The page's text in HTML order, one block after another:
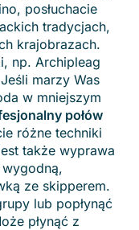
posłuchacie
tradycjach,
krajobrazach.
np. Archipleag
marzy Was
w mniejszym
połów
różne techniki
także wyprawa
ze skipperem.
lub popłynąć
płynąć z